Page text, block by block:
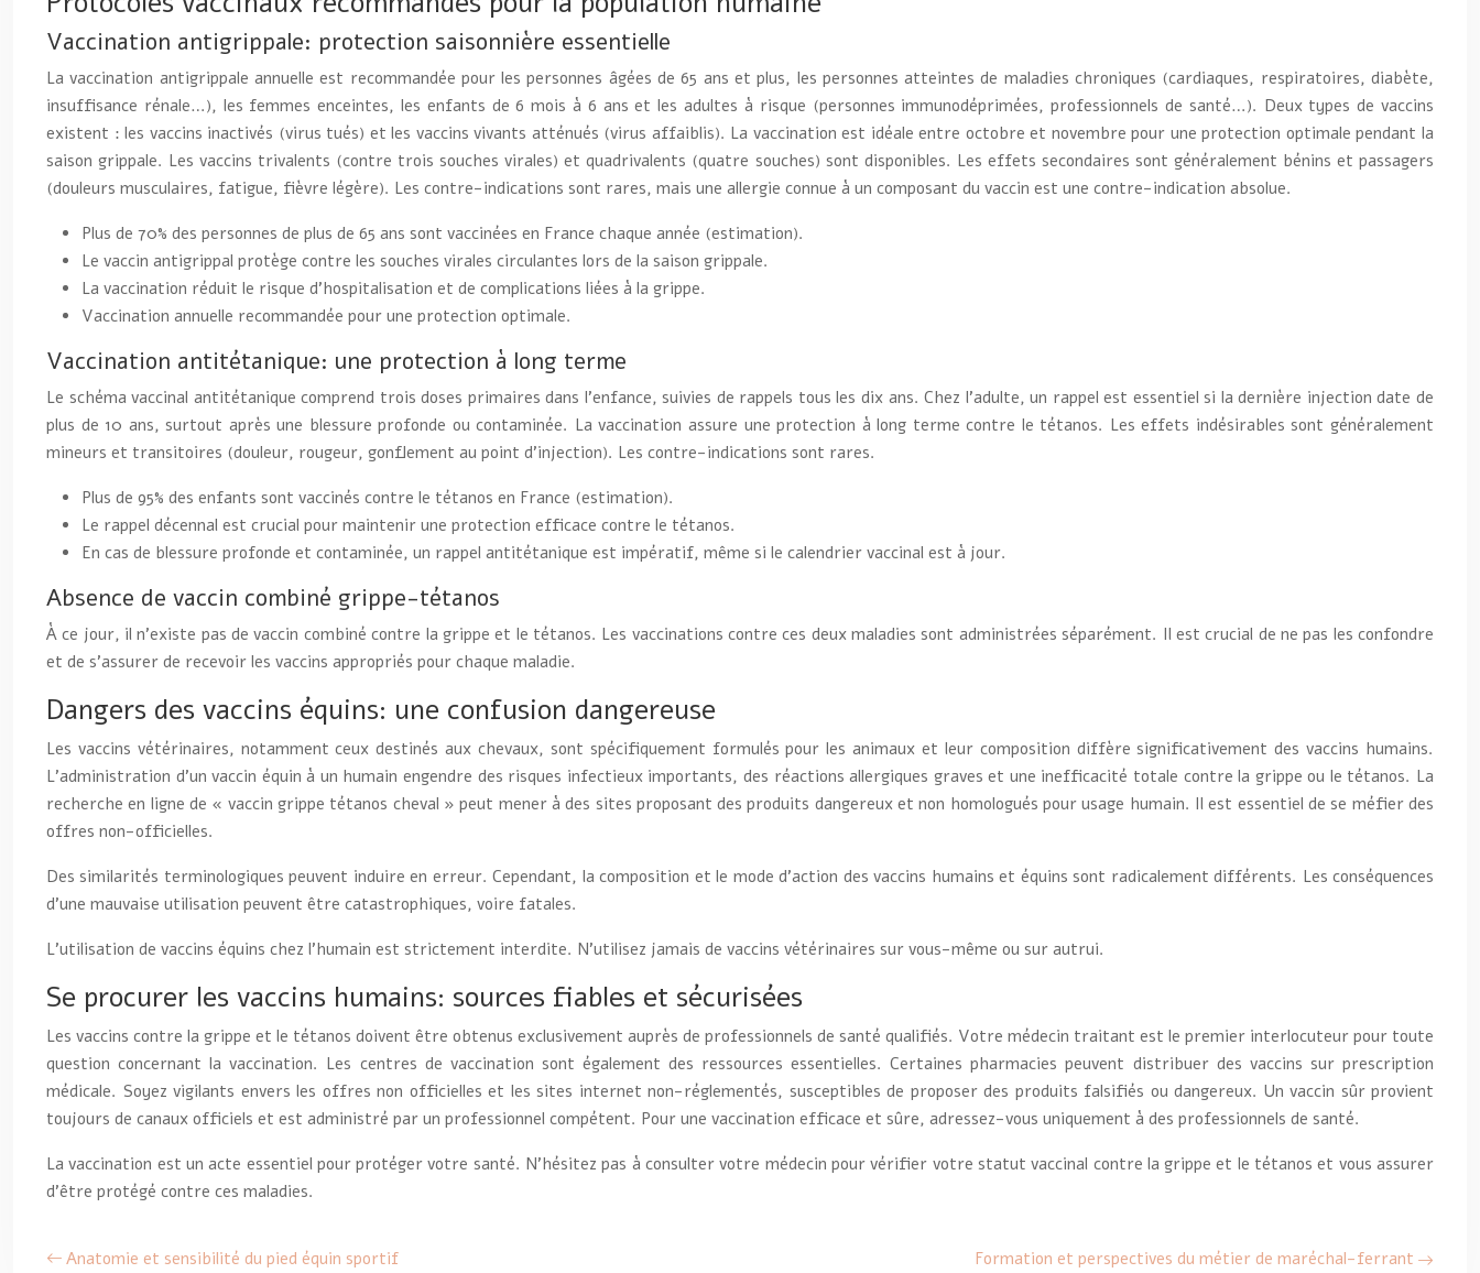
Vaccination antigrippale: protection saisonnière essentielle
La vaccination antigrippale annuelle est recommandée pour les personnes âgées de 65 ans et plus, les personnes atteintes de maladies chroniques (cardiaques, respiratoires, diabète,
insuffisance rénale…), les femmes enceintes, les enfants de 6 mois à 6 ans et les adultes à risque (personnes immunodéprimées, professionnels de santé…). Deux types de vaccins
existent : les vaccins inactivés (virus tués) et les vaccins vivants atténués (virus affaiblis). La vaccination est idéale entre octobre et novembre pour une protection optimale pendant la
saison grippale. Les vaccins trivalents (contre trois souches virales) et quadrivalents (quatre souches) sont disponibles. Les effets secondaires sont généralement bénins et passagers
(douleurs musculaires, fatigue, fièvre légère). Les contre-indications sont rares, mais une allergie connue à un composant du vaccin est une contre-indication absolue.
Plus de 70% des personnes de plus de 65 ans sont vaccinées en France chaque année (estimation).
Le vaccin antigrippal protège contre les souches virales circulantes lors de la saison grippale.
La vaccination réduit le risque d’hospitalisation et de complications liées à la grippe.
Vaccination annuelle recommandée pour une protection optimale.
Vaccination antitétanique: une protection à long terme
Le schéma vaccinal antitétanique comprend trois doses primaires dans l’enfance, suivies de rappels tous les dix ans. Chez l’adulte, un rappel est essentiel si la dernière injection date de
plus de 10 ans, surtout après une blessure profonde ou contaminée. La vaccination assure une protection à long terme contre le tétanos. Les effets indésirables sont généralement
mineurs et transitoires (douleur, rougeur, gonflement au point d’injection). Les contre-indications sont rares.
Plus de 95% des enfants sont vaccinés contre le tétanos en France (estimation).
Le rappel décennal est crucial pour maintenir une protection efficace contre le tétanos.
En cas de blessure profonde et contaminée, un rappel antitétanique est impératif, même si le calendrier vaccinal est à jour.
Absence de vaccin combiné grippe-tétanos
À ce jour, il n’existe pas de vaccin combiné contre la grippe et le tétanos. Les vaccinations contre ces deux maladies sont administrées séparément. Il est crucial de ne pas les confondre
et de s’assurer de recevoir les vaccins appropriés pour chaque maladie.
Dangers des vaccins équins: une confusion dangereuse
Les vaccins vétérinaires, notamment ceux destinés aux chevaux, sont spécifiquement formulés pour les animaux et leur composition diffère significativement des vaccins humains.
L’administration d’un vaccin équin à un humain engendre des risques infectieux importants, des réactions allergiques graves et une inefficacité totale contre la grippe ou le tétanos. La
recherche en ligne de « vaccin grippe tétanos cheval » peut mener à des sites proposant des produits dangereux et non homologués pour usage humain. Il est essentiel de se méfier des
offres non-officielles.
Des similarités terminologiques peuvent induire en erreur. Cependant, la composition et le mode d’action des vaccins humains et équins sont radicalement différents. Les conséquences
d’une mauvaise utilisation peuvent être catastrophiques, voire fatales.
L’utilisation de vaccins équins chez l’humain est strictement interdite. N’utilisez jamais de vaccins vétérinaires sur vous-même ou sur autrui.
Se procurer les vaccins humains: sources fiables et sécurisées
Les vaccins contre la grippe et le tétanos doivent être obtenus exclusivement auprès de professionnels de santé qualifiés. Votre médecin traitant est le premier interlocuteur pour toute
question concernant la vaccination. Les centres de vaccination sont également des ressources essentielles. Certaines pharmacies peuvent distribuer des vaccins sur prescription
médicale. Soyez vigilants envers les offres non officielles et les sites internet non-réglementés, susceptibles de proposer des produits falsifiés ou dangereux. Un vaccin sûr provient
toujours de canaux officiels et est administré par un professionnel compétent. Pour une vaccination efficace et sûre, adressez-vous uniquement à des professionnels de santé.
La vaccination est un acte essentiel pour protéger votre santé. N’hésitez pas à consulter votre médecin pour vérifier votre statut vaccinal contre la grippe et le tétanos et vous assurer
d’être protégé contre ces maladies.
Anatomie et sensibilité du pied équin sportif Formation et perspectives du métier de maréchal-ferrant